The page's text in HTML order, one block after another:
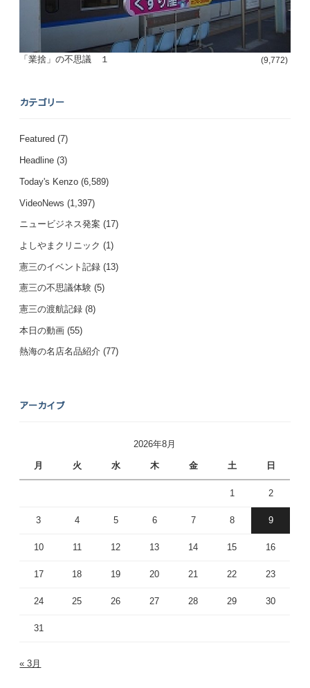
「業捨」の不思議 １ (9,772)
カテゴリー
Featured (7)
Headline (3)
Today's Kenzo (6,589)
VideoNews (1,397)
ニュービジネス発案 (17)
よしやまクリニック (1)
憲三のイベント記録 (13)
憲三の不思議体験 (5)
憲三の渡航記録 (8)
本日の動画 (55)
熱海の名店名品紹介 (77)
アーカイブ
2026年8月
月 火 水 木 金 土 日
1 2
3 4 5 6 7 8 9
10 11 12 13 14 15 16
17 18 19 20 21 22 23
24 25 26 27 28 29 30
31
« 3月